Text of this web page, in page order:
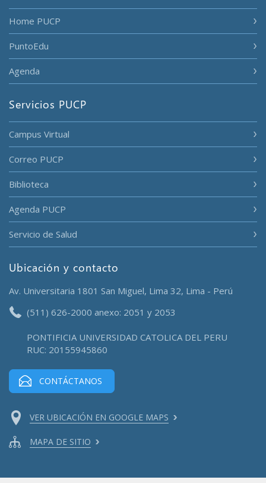
Home PUCP
PuntoEdu
Agenda
Servicios PUCP
Campus Virtual
Correo PUCP
Biblioteca
Agenda PUCP
Servicio de Salud
Ubicación y contacto
Av. Universitaria 1801 San Miguel, Lima 32, Lima - Perú
(511) 626-2000 anexo: 2051 y 2053
PONTIFICIA UNIVERSIDAD CATOLICA DEL PERU
RUC: 20155945860
CONTÁCTANOS
VER UBICACIÓN EN GOOGLE MAPS
MAPA DE SITIO